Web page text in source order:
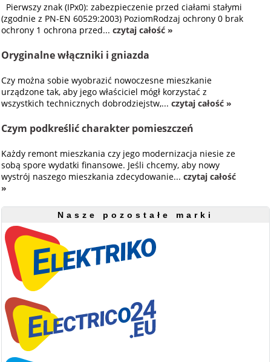
Pierwszy znak (IPx0): zabezpieczenie przed ciałami stałymi
(zgodnie z PN-EN 60529:2003) PoziomRodzaj ochrony 0 brak
ochrony 1 ochrona przed...czytaj całość »
Oryginalne włączniki i gniazda
Czy można sobie wyobrazić nowoczesne mieszkanie
urządzone tak, aby jego właściciel mógł korzystać z
wszystkich technicznych dobrodziejstw,...czytaj całość »
Czym podkreślić charakter pomieszczeń
Każdy remont mieszkania czy jego modernizacja niesie ze
sobą spore wydatki finansowe. Jeśli chcemy, aby nowy
wystrój naszego mieszkania zdecydowanie...czytaj całość
»
Nasze pozostałe marki